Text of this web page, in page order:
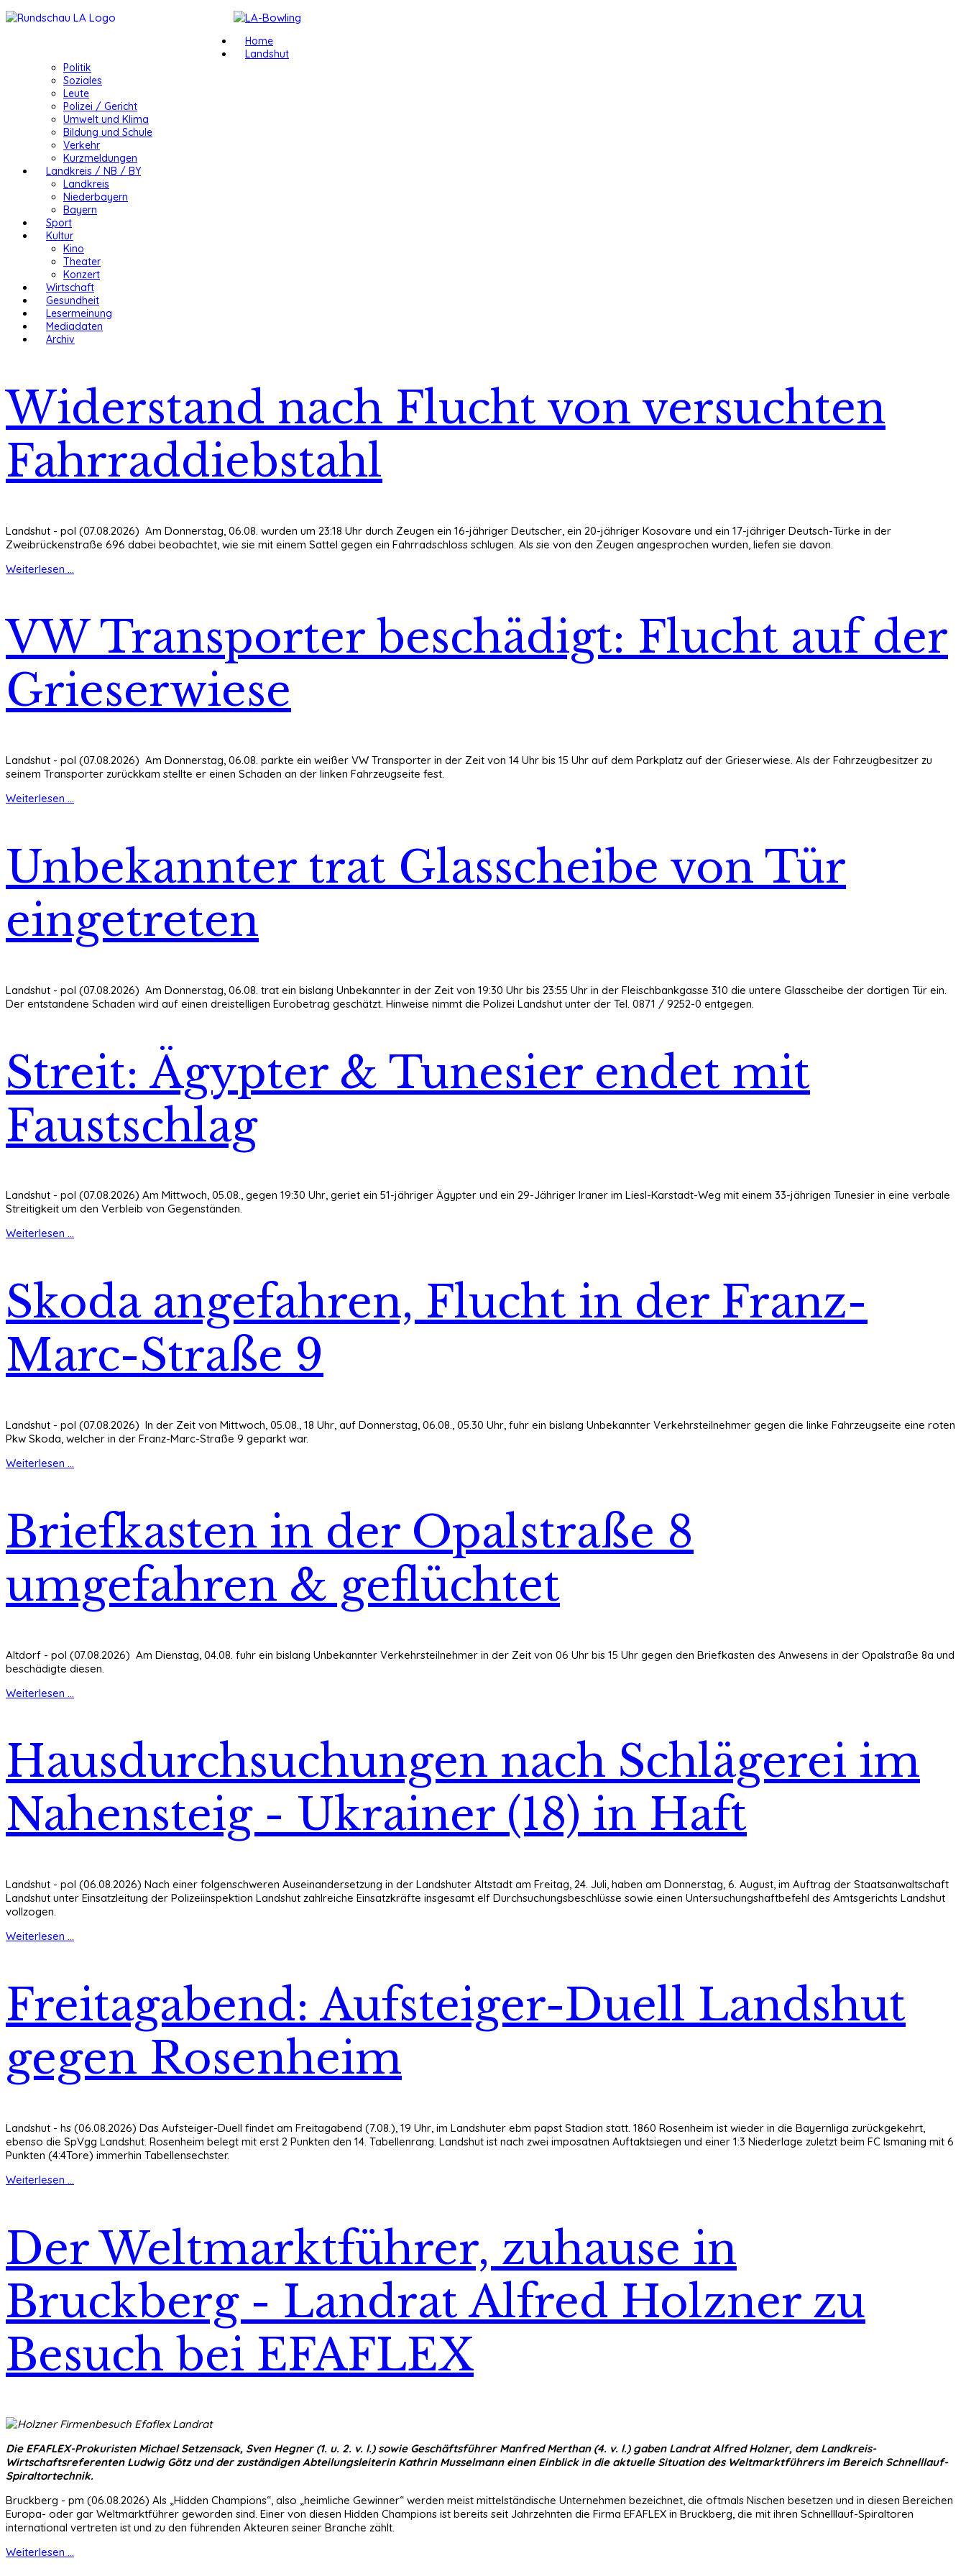
Home
Landshut
Politik
Soziales
Leute
Polizei / Gericht
Umwelt und Klima
Bildung und Schule
Verkehr
Kurzmeldungen
Landkreis / NB / BY
Landkreis
Niederbayern
Bayern
Sport
Kultur
Kino
Theater
Konzert
Wirtschaft
Gesundheit
Lesermeinung
Mediadaten
Archiv
Widerstand nach Flucht von versuchten
Fahrraddiebstahl
Landshut - pol (07.08.2026) Am Donnerstag, 06.08. wurden um 23:18 Uhr durch Zeugen ein 16-jähriger Deutscher, ein 20-jähriger Kosovare und ein 17-jähriger Deutsch-Türke in der
Zweibrückenstraße 696 dabei beobachtet, wie sie mit einem Sattel gegen ein Fahrradschloss schlugen. Als sie von den Zeugen angesprochen wurden, liefen sie davon.
Weiterlesen ...
VW Transporter beschädigt: Flucht auf der
Grieserwiese
Landshut - pol (07.08.2026) Am Donnerstag, 06.08. parkte ein weißer VW Transporter in der Zeit von 14 Uhr bis 15 Uhr auf dem Parkplatz auf der Grieserwiese. Als der Fahrzeugbesitzer zu
seinem Transporter zurückkam stellte er einen Schaden an der linken Fahrzeugseite fest.
Weiterlesen ...
Unbekannter trat Glasscheibe von Tür
eingetreten
Landshut - pol (07.08.2026) Am Donnerstag, 06.08. trat ein bislang Unbekannter in der Zeit von 19:30 Uhr bis 23:55 Uhr in der Fleischbankgasse 310 die untere Glasscheibe der dortigen Tür ein.
Der entstandene Schaden wird auf einen dreistelligen Eurobetrag geschätzt. Hinweise nimmt die Polizei Landshut unter der Tel. 0871 / 9252-0 entgegen.
Streit: Ägypter & Tunesier endet mit
Faustschlag
Landshut - pol (07.08.2026) Am Mittwoch, 05.08., gegen 19:30 Uhr, geriet ein 51-jähriger Ägypter und ein 29-Jähriger Iraner im Liesl-Karstadt-Weg mit einem 33-jährigen Tunesier in eine verbale
Streitigkeit um den Verbleib von Gegenständen.
Weiterlesen ...
Skoda angefahren, Flucht in der Franz-
Marc-Straße 9
Landshut - pol (07.08.2026) In der Zeit von Mittwoch, 05.08., 18 Uhr, auf Donnerstag, 06.08., 05.30 Uhr, fuhr ein bislang Unbekannter Verkehrsteilnehmer gegen die linke Fahrzeugseite eine roten
Pkw Skoda, welcher in der Franz-Marc-Straße 9 geparkt war.
Weiterlesen ...
Briefkasten in der Opalstraße 8
umgefahren & geflüchtet
Altdorf - pol (07.08.2026) Am Dienstag, 04.08. fuhr ein bislang Unbekannter Verkehrsteilnehmer in der Zeit von 06 Uhr bis 15 Uhr gegen den Briefkasten des Anwesens in der Opalstraße 8a und
beschädigte diesen.
Weiterlesen ...
Hausdurchsuchungen nach Schlägerei im
Nahensteig - Ukrainer (18) in Haft
Landshut - pol (06.08.2026) Nach einer folgenschweren Auseinandersetzung in der Landshuter Altstadt am Freitag, 24. Juli, haben am Donnerstag, 6. August, im Auftrag der Staatsanwaltschaft
Landshut unter Einsatzleitung der Polizeiinspektion Landshut zahlreiche Einsatzkräfte insgesamt elf Durchsuchungsbeschlüsse sowie einen Untersuchungshaftbefehl des Amtsgerichts Landshut
vollzogen.
Weiterlesen ...
Freitagabend: Aufsteiger-Duell Landshut
gegen Rosenheim
Landshut - hs (06.08.2026) Das Aufsteiger-Duell findet am Freitagabend (7.08.), 19 Uhr, im Landshuter ebm papst Stadion statt. 1860 Rosenheim ist wieder in die Bayernliga zurückgekehrt,
ebenso die SpVgg Landshut. Rosenheim belegt mit erst 2 Punkten den 14. Tabellenrang. Landshut ist nach zwei imposatnen Auftaktsiegen und einer 1:3 Niederlage zuletzt beim FC Ismaning mit 6
Punkten (4:4Tore) immerhin Tabellensechster.
Weiterlesen ...
Der Weltmarktführer, zuhause in
Bruckberg - Landrat Alfred Holzner zu
Besuch bei EFAFLEX
Die EFAFLEX-Prokuristen Michael Setzensack, Sven Hegner (1. u. 2. v. l.) sowie Geschäftsführer Manfred Merthan (4. v. l.) gaben Landrat Alfred Holzner, dem Landkreis-
Wirtschaftsreferenten Ludwig Götz und der zuständigen Abteilungsleiterin Kathrin Musselmann einen Einblick in die aktuelle Situation des Weltmarktführers im Bereich Schnelllauf-
Spiraltortechnik.
Bruckberg - pm (06.08.2026) Als „Hidden Champions“, also „heimliche Gewinner“ werden meist mittelständische Unternehmen bezeichnet, die oftmals Nischen besetzen und in diesen Bereichen
Europa- oder gar Weltmarktführer geworden sind. Einer von diesen Hidden Champions ist bereits seit Jahrzehnten die Firma EFAFLEX in Bruckberg, die mit ihren Schnelllauf-Spiraltoren
international vertreten ist und zu den führenden Akteuren seiner Branche zählt.
Weiterlesen ...